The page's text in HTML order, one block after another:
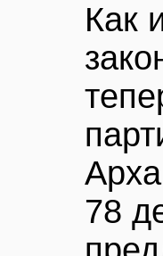
Как
78